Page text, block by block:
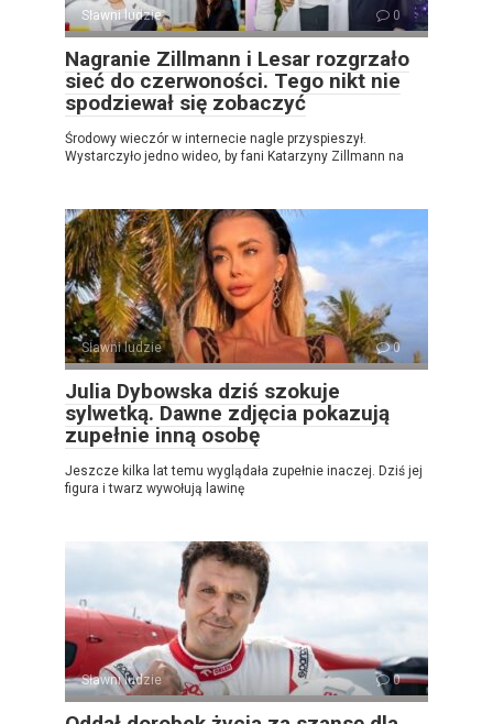
Sławni ludzie 0
Nagranie Zillmann i Lesar rozgrzało
sieć do czerwoności. Tego nikt nie
spodziewał się zobaczyć
Środowy wieczór w internecie nagle przyspieszył.
Wystarczyło jedno wideo, by fani Katarzyny Zillmann na
Sławni ludzie 0
Julia Dybowska dziś szokuje
sylwetką. Dawne zdjęcia pokazują
zupełnie inną osobę
Jeszcze kilka lat temu wyglądała zupełnie inaczej. Dziś jej
figura i twarz wywołują lawinę
Sławni ludzie 0